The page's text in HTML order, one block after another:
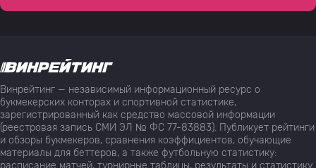
Винрейтинг — независимый информационный ресурс о
букмекерских конторах и спортивной статистике,
зарегистрированный как средство массовой информации
(реестровая запись СМИ ЭЛ № ФС 77-83883). Публикует рейтинги
и обзоры букмекеров, сравнения коэффициентов, обучающие
материалы для беттеров, а также футбольную статистику:
расписание матчей, турнирные таблицы, результаты и статистику